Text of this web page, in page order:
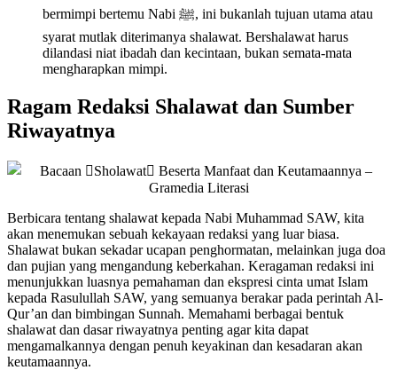
bermimpi bertemu Nabi ﷺ, ini bukanlah tujuan utama atau
syarat mutlak diterimanya shalawat. Bershalawat harus
dilandasi niat ibadah dan kecintaan, bukan semata-mata
mengharapkan mimpi.
Ragam Redaksi Shalawat dan Sumber
Riwayatnya
Berbicara tentang shalawat kepada Nabi Muhammad SAW, kita
akan menemukan sebuah kekayaan redaksi yang luar biasa.
Shalawat bukan sekadar ucapan penghormatan, melainkan juga doa
dan pujian yang mengandung keberkahan. Keragaman redaksi ini
menunjukkan luasnya pemahaman dan ekspresi cinta umat Islam
kepada Rasulullah SAW, yang semuanya berakar pada perintah Al-
Qur’an dan bimbingan Sunnah. Memahami berbagai bentuk
shalawat dan dasar riwayatnya penting agar kita dapat
mengamalkannya dengan penuh keyakinan dan kesadaran akan
keutamaannya.